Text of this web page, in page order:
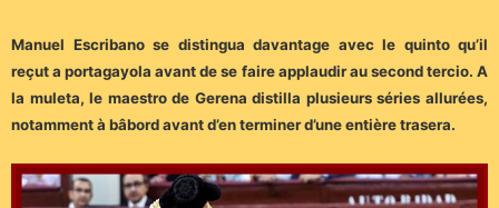
Manuel Escribano se distingua davantage avec le quinto qu’il
reçut a portagayola avant de se faire applaudir au second tercio. A
la muleta, le maestro de Gerena distilla plusieurs séries allurées,
notamment à bâbord avant d’en terminer d’une entière trasera.